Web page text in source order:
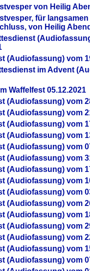
von Heilig
für langsamen
von Heilig
(Audiofassung) vom
im Advent
Waffelfest 05.12.2021
(Audiofassung) vom
(Audiofassung) vom
(Audiofassung) vom
(Audiofassung) vom
(Audiofassung) vom
(Audiofassung) vom
(Audiofassung) vom
(Audiofassung) vom
(Audiofassung) vom
(Audiofassung) vom
(Audiofassung) vom
(Audiofassung) vom
(Audiofassung) vom
(Audiofassung) vom
(Audiofassung) vom